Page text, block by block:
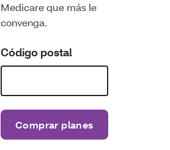
Medicare que más le
convenga.
Código postal
Comprar planes